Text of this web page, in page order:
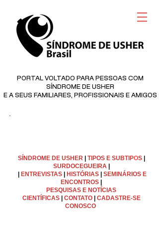
PORTAL VOLTADO PARA PESSOAS COM
SÍNDROME DE USHER
E A SEUS FAMILIARES, PROFISSIONAIS E AMIGOS
©
SÍNDROME DE USHER TIPOS E SUBTIPOS
SURDOCEGUEIRA
ENTREVISTAS HISTÓRIAS| SEMINÁRIOS E
ENCONTROS
PESQUISAS E NOTÍCIAS
CIENTÍFICAS
CONTATO
CADASTRE-SE
CONOSCO